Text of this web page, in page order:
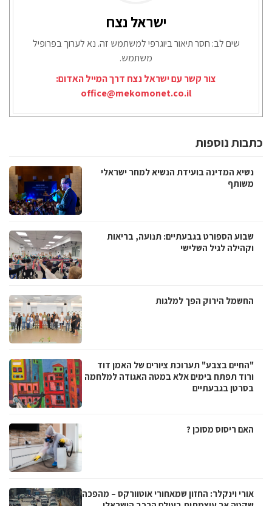
ישראל נצח
שים לב: חסר תיאור ביוגרפי למשתמש זה. נא לערוך בפרופיל
משתמש.
צור קשר עם ישראל נצח דרך המייל האדום:
office@mekomonet.co.il
כתבות נוספות
נשיא המדינה בועידת הנשיא למחר ישראלי
משותף
שבוע הספורט בגבעתיים: תנועה, בריאות
וקהילה לגיל השלישי
החשמל הירוק הפך למלגות
"החיים בצבע" תערוכת ציורים של האמן דוד
ורוד תפתח בימים אלא במטה האגודה למלחמה
בסרטן בגבעתיים
האם ריסוס מסוכן ?
אורי וינקלר: החזון שמאחורי אוטוורקס – מהפכה